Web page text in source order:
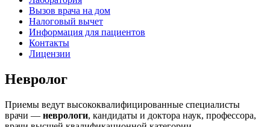
Вызов врача на дом
Налоговый вычет
Информация для пациентов
Контакты
Лицензии
Невролог
Приемы ведут высококвалифицированные специалисты
врачи — неврологи, кандидаты и доктора наук, профессора,